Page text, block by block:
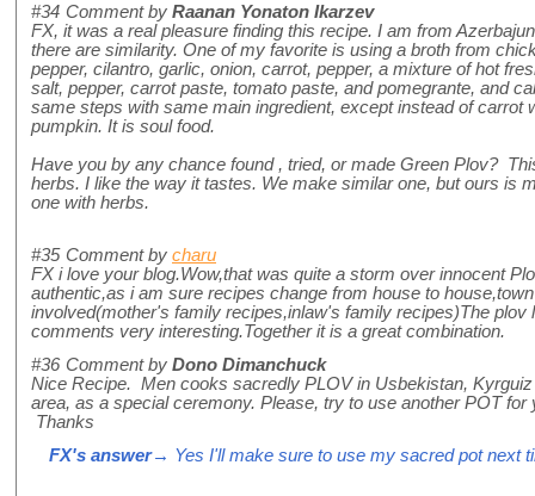
#34 Comment by Raanan Yonaton Ikarzev
FX, it was a real pleasure finding this recipe. I am from
there are similarity. One of my favorite is using a broth from
pepper, cilantro, garlic, onion, carrot, pepper, a mixture of hot
salt, pepper, carrot paste, tomato paste, and pomegrante, and
same steps with same main ingredient, except instead of carrot
pumpkin. It is soul food.
Have you by any chance found , tried, or made Green Plov?
herbs. I like the way it tastes. We make similar one, but ours is
one with herbs.
#35 Comment by charu
FX i love your blog.Wow,that was quite a storm over innocent
authentic,as i am sure recipes change from house to
involved(mother's family recipes,inlaw's family recipes)The plov
comments very interesting.Together it is a great combination.
#36 Comment by Dono Dimanchuck
Nice Recipe. Men cooks sacredly PLOV in Usbekistan,
area, as a special ceremony. Please, try to use another POT
Thanks
FX's answer→ Yes I'll make sure to use my sacred pot next